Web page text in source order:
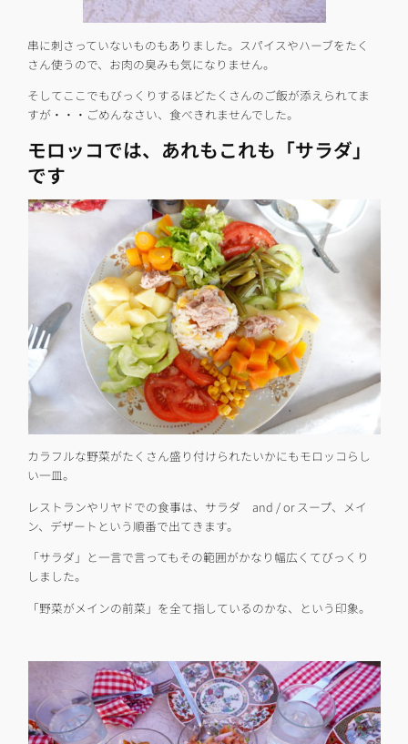
串に刺さっていないものもありました。スパイスやハーブをたく
さん使うので、お肉の臭みも気になりません。
そしてここでもびっくりするほどたくさんのご飯が添えられてま
すが・・・ごめんなさい、食べきれませんでした。
モロッコでは、あれもこれも「サラダ」
です
カラフルな野菜がたくさん盛り付けられたいかにもモロッコらし
い一皿。
レストランやリヤドでの食事は、サラダ and / or スープ、メイ
ン、デザートという順番で出てきます。
「サラダ」と一言で言ってもその範囲がかなり幅広くてびっくり
しました。
「野菜がメインの前菜」を全て指しているのかな、という印象。